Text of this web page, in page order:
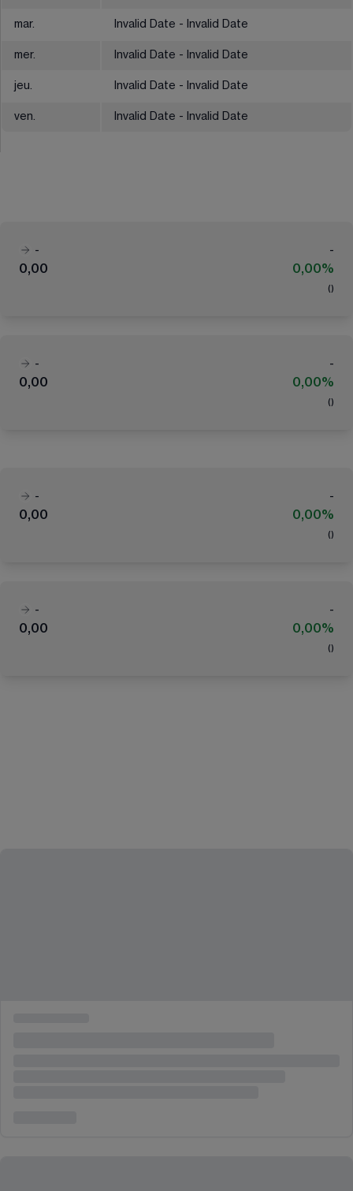
mar. Invalid Date - Invalid Date
mer. Invalid Date - Invalid Date
jeu. Invalid Date - Invalid Date
ven. Invalid Date - Invalid Date
-
-
0,00
0,00%
( )
-
-
0,00
0,00%
( )
-
-
0,00
0,00%
( )
-
-
0,00
0,00%
( )